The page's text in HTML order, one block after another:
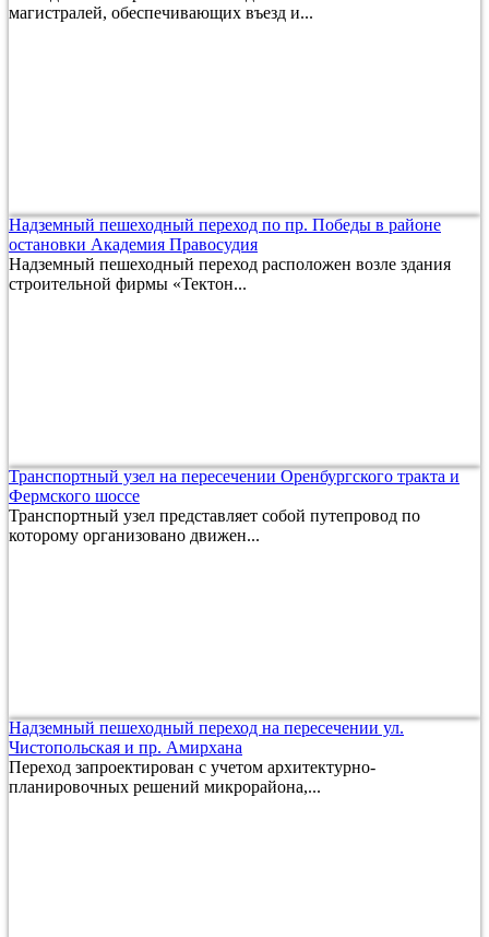
магистралей, обеспечивающих въезд и...
Надземный пешеходный переход по пр. Победы в районе
остановки Академия Правосудия
Надземный пешеходный переход расположен возле здания
строительной фирмы «Тектон...
Транспортный узел на пересечении Оренбургского тракта и
Фермского шоссе
Транспортный узел представляет собой путепровод по
которому организовано движен...
Надземный пешеходный переход на пересечении ул.
Чистопольская и пр. Амирхана
Переход запроектирован с учетом архитектурно-
планировочных решений микрорайона,...